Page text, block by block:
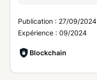
Publication : 27/09/2024
Expérience : 09/2024
Blockchain